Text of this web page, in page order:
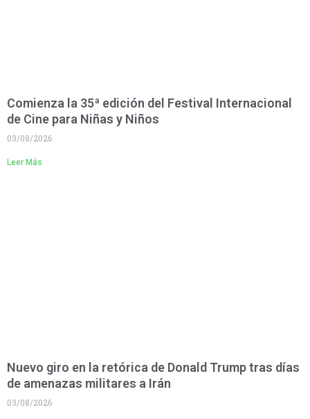
Comienza la 35ª edición del Festival Internacional
de Cine para Niñas y Niños
03/08/2026
Leer Más
Nuevo giro en la retórica de Donald Trump tras días
de amenazas militares a Irán
03/08/2026